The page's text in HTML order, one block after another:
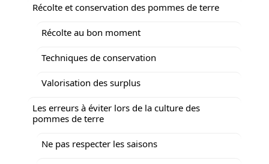
Récolte et conservation des pommes de terre
Récolte au bon moment
Techniques de conservation
Valorisation des surplus
Les erreurs à éviter lors de la culture des
pommes de terre
Ne pas respecter les saisons